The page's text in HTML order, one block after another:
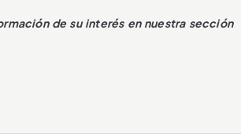
de su interés en nuestra sección